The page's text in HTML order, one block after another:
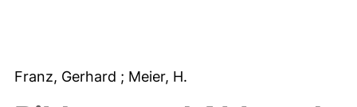
Franz, Gerhard ; Meier, H.